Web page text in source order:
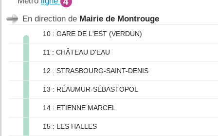
En direction de Mairie de Montrouge
10 : GARE DE L'EST (VERDUN)
11 : CHÂTEAU D'EAU
12 : STRASBOURG-SAINT-DENIS
13 : RÉAUMUR-SÉBASTOPOL
14 : ETIENNE MARCEL
15 : LES HALLES